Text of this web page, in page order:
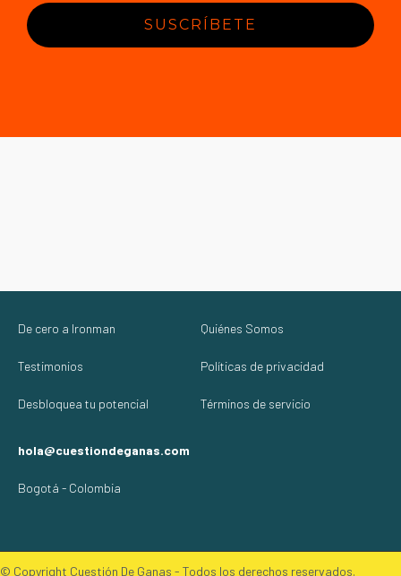
SUSCRÍBETE
De cero a Ironman
Testimonios
Desbloquea tu potencial
Quiénes Somos
Políticas de privacidad
Términos de servicio
hola@cuestiondeganas.com
Bogotá - Colombia
© Copyright Cuestión De Ganas - Todos los derechos reservados.